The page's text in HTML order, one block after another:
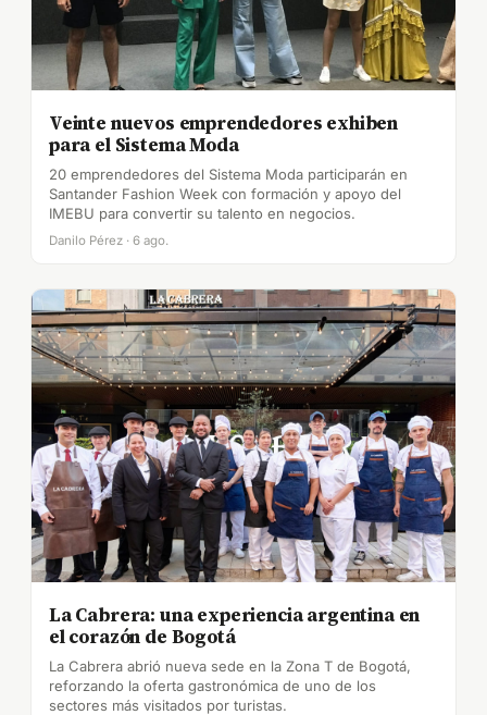
Veinte nuevos emprendedores exhiben
para el Sistema Moda
20 emprendedores del Sistema Moda participarán en
Santander Fashion Week con formación y apoyo del
IMEBU para convertir su talento en negocios.
Danilo Pérez · 6 ago.
La Cabrera: una experiencia argentina en
el corazón de Bogotá
La Cabrera abrió nueva sede en la Zona T de Bogotá,
reforzando la oferta gastronómica de uno de los
sectores más visitados por turistas.